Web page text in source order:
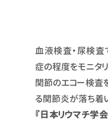
血液検査・尿検
症の程度をモニタリ
関節のエコー検査
る関節炎が落ち着
『日本リウマチ学